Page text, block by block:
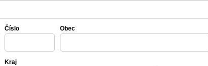
Číslo Obec
Kraj